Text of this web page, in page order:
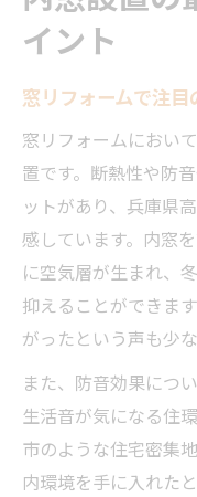
イント
窓リフォームで注
窓リフォームにおい
置です。断熱性や防
ットがあり、兵庫県
感しています。内窓
に空気層が生まれ、
抑えることができま
がったという声も少
また、防音効果につ
生活音が気になる住
市のような住宅密集
内環境を手に入れた